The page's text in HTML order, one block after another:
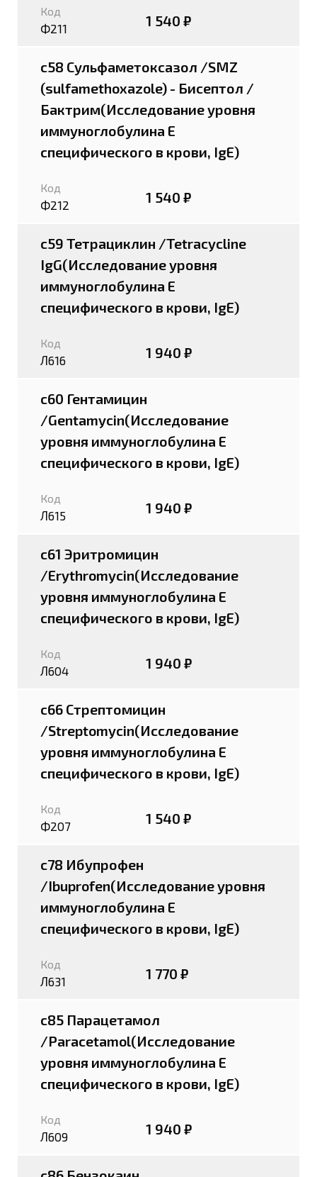
Код
Ф211 1 540 ₽
c58 Сульфаметоксазол /SMZ
(sulfamethoxazole) - Бисептол /
Бактрим(Исследование уровня
иммуноглобулина E
специфического в крови, IgE)
Код
Ф212 1 540 ₽
c59 Тетрациклин /Tetracycline
IgG(Исследование уровня
иммуноглобулина E
специфического в крови, IgE)
Код
Л616 1 940 ₽
c60 Гентамицин
/Gentamycin(Исследование
уровня иммуноглобулина E
специфического в крови, IgE)
Код
Л615 1 940 ₽
c61 Эритромицин
/Erythromycin(Исследование
уровня иммуноглобулина E
специфического в крови, IgE)
Код
Л604 1 940 ₽
c66 Стрептомицин
/Streptomycin(Исследование
уровня иммуноглобулина E
специфического в крови, IgE)
Код
Ф207 1 540 ₽
c78 Ибупрофен
/Ibuprofen(Исследование уровня
иммуноглобулина E
специфического в крови, IgE)
Код
Л631 1 770 ₽
c85 Парацетамол
/Paracetamol(Исследование
уровня иммуноглобулина E
специфического в крови, IgE)
Код
Л609 1 940 ₽